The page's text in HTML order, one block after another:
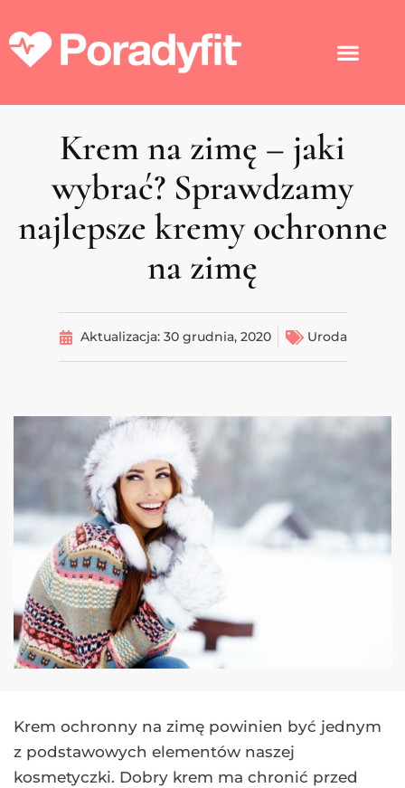
Krem na zimę – jaki
wybrać? Sprawdzamy
najlepsze kremy ochronne
na zimę
Aktualizacja: 30 grudnia, 2020 Uroda
Krem ochronny na zimę powinien być jednym
z podstawowych elementów naszej
kosmetyczki. Dobry krem ma chronić przed